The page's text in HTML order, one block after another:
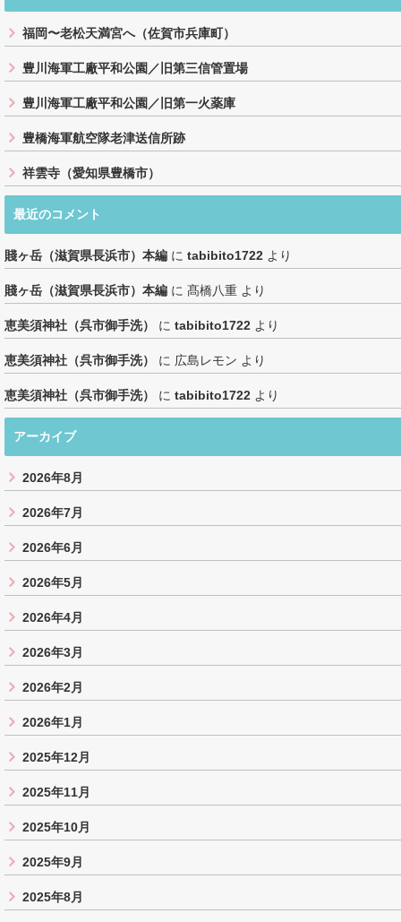
福岡〜老松天満宮へ（佐賀市兵庫町）
豊川海軍工廠平和公園／旧第三信管置場
豊川海軍工廠平和公園／旧第一火薬庫
豊橋海軍航空隊老津送信所跡
祥雲寺（愛知県豊橋市）
最近のコメント
賤ヶ岳（滋賀県長浜市）本編 に tabibito1722 より
賤ヶ岳（滋賀県長浜市）本編 に 髙橋八重 より
恵美須神社（呉市御手洗） に tabibito1722 より
恵美須神社（呉市御手洗） に 広島レモン より
恵美須神社（呉市御手洗） に tabibito1722 より
アーカイブ
2026年8月
2026年7月
2026年6月
2026年5月
2026年4月
2026年3月
2026年2月
2026年1月
2025年12月
2025年11月
2025年10月
2025年9月
2025年8月